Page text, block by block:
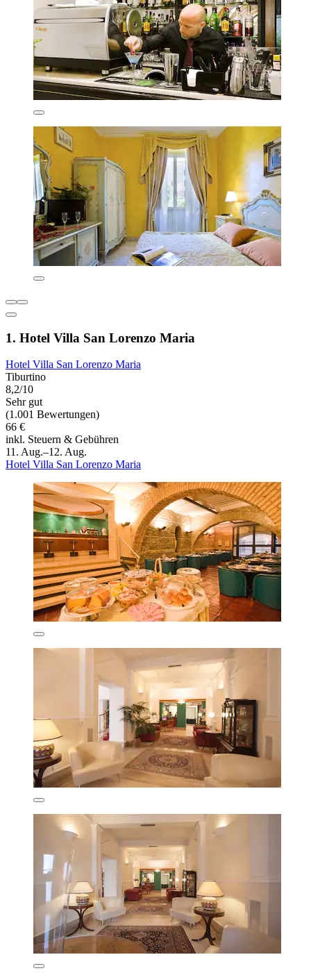
1. Hotel Villa San Lorenzo Maria
Hotel Villa San Lorenzo Maria
Tiburtino
8,2/10
Sehr gut
(1.001 Bewertungen)
66 €
inkl. Steuern & Gebühren
11. Aug.–12. Aug.
Hotel Villa San Lorenzo Maria